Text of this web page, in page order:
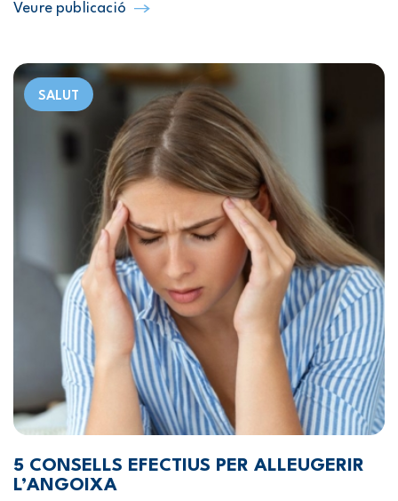
Veure publicació
SALUT
5 CONSELLS EFECTIUS PER ALLEUGERIR
L’ANGOIXA